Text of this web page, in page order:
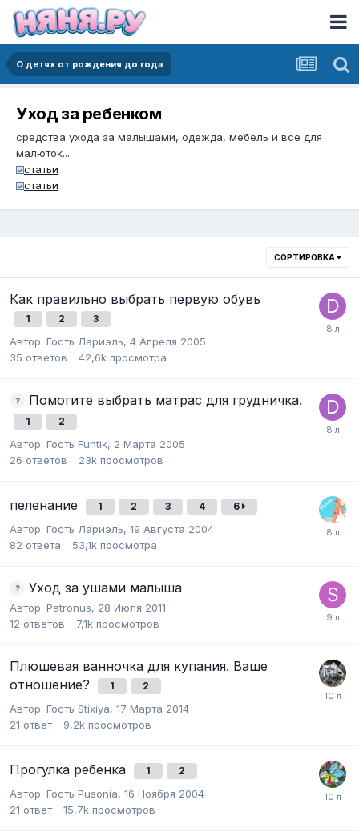
О детях от рождения до года
Уход за ребенком
средства ухода за малышами, одежда, мебель и все для
малюток...
статьи
статьи
СОРТИРОВКА
Как правильно выбрать первую обувь
1 2 3
Автор: Гость Лариэль, 4 Апреля 2005
35 ответов 42,6k просмотра
Помогите выбрать матрас для грудничка.
1 2
Автор: Гость Funtik, 2 Марта 2005
26 ответов 23k просмотров
пеленание 1 2 3 4 6
Автор: Гость Лариэль, 19 Августа 2004
82 ответа 53,1k просмотра
Уход за ушами малыша
Автор: Patronus, 28 Июля 2011
12 ответов 7,1k просмотров
Плюшевая ванночка для купания. Ваше
отношение?
1 2
Автор: Гость Stixiya, 17 Марта 2014
21 ответ 9,2k просмотров
Прогулка ребенка 1 2
Автор: Гость Pusonia, 16 Ноября 2004
21 ответ 15,7k просмотров